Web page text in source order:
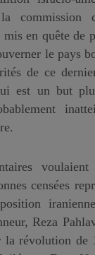
commission
mis en quête de
le pays
de ce
est un but
censées
Reza
la révolution de